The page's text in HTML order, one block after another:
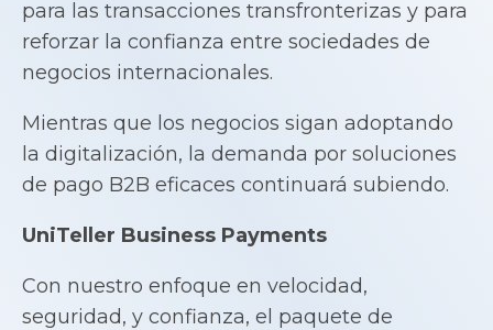
para las transacciones transfronterizas y para
reforzar la confianza entre sociedades de
negocios internacionales.
Mientras que los negocios sigan adoptando
la digitalización, la demanda por soluciones
de pago B2B eficaces continuará subiendo.
UniTeller Business Payments
Con nuestro enfoque en velocidad,
seguridad, y confianza, el paquete de